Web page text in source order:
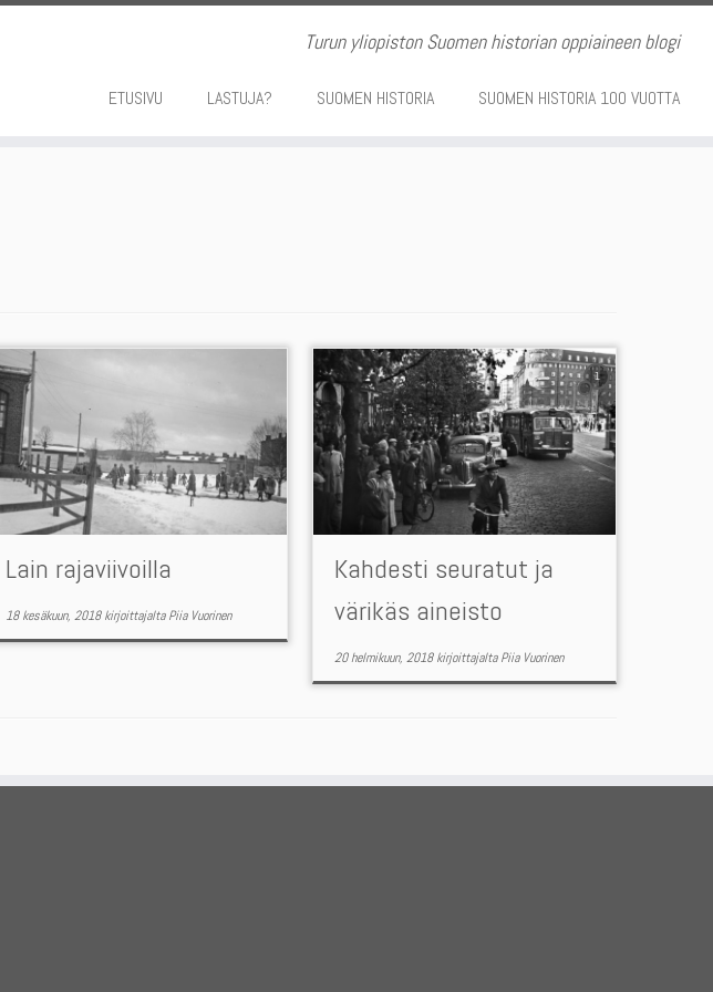
Turun yliopiston Suomen historian oppiaineen blogi
ETUSIVU LASTUJA? SUOMEN HISTORIA SUOMEN HISTORIA 100 VUOTTA
Lain rajaviivoilla
18 kesäkuun, 2018 kirjoittajaltaPiia Vuorinen
1
Kahdesti seuratut ja
värikäs aineisto
20 helmikuun, 2018 kirjoittajaltaPiia Vuorinen